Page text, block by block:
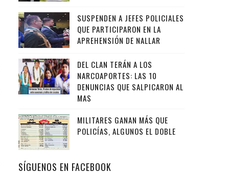
SUSPENDEN A JEFES POLICIALES
QUE PARTICIPARON EN LA
APREHENSIÓN DE NALLAR
DEL CLAN TERÁN A LOS
NARCOAPORTES: LAS 10
DENUNCIAS QUE SALPICARON AL
MAS
MILITARES GANAN MÁS QUE
POLICÍAS, ALGUNOS EL DOBLE
SÍGUENOS EN FACEBOOK